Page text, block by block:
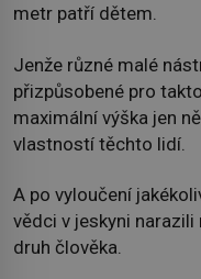
metr patří dětem.
Jenže různé malé
přizpůsobené pro
maximální výška jen
vlastností těchto lidí.
A po vyloučení
vědci v jeskyni
druh člověka.